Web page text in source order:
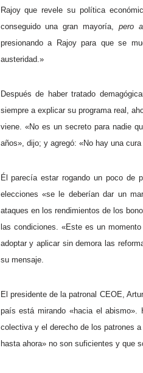
Rajoy que revele su política
conseguido una gran mayoría,pero
presionando a Rajoy para que se
austeridad.»
Después de haber tratado
siempre a explicar su programa real,
viene. «No es un secreto para nadie
años», dijo; y agregó: «No hay una
Él parecía estar rogando un poco de
elecciones «se le deberían dar un
ataques en los rendimientos de los
las condiciones. «Este es un
adoptar y aplicar sin demora las
su mensaje.
El presidente de la patronal CEOE,
país está mirando «hacia el abismo».
colectiva y el derecho de los patrones
hasta ahora» no son suficientes y que